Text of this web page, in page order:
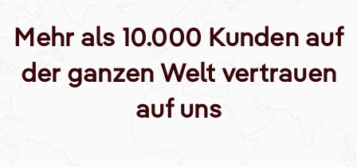
Mehr als 10.000 Kunden auf
der ganzen Welt vertrauen
auf uns